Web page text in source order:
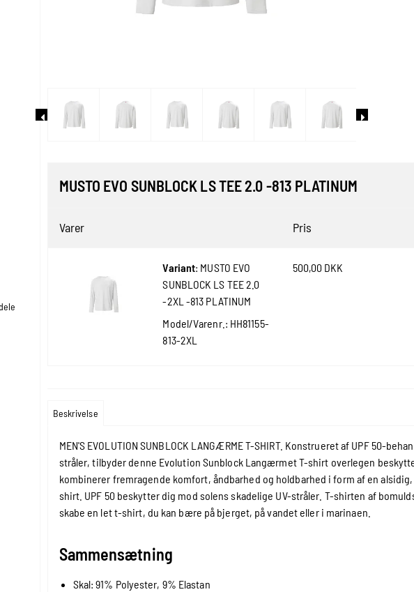
MUSTO EVO SUNBLOCK LS TEE 2.0 -813 PLATINUM
Varer Pris
Variant: MUSTO EVO
SUNBLOCK LS TEE 2.0
-2XL -813 PLATINUM
Model/Varenr.: HH81155-
813-2XL
500,00 DKK
Beskrivelse
MEN'S EVOLUTION SUNBLOCK LANGÆRME T-SHIRT. Konstrueret af UPF 50-
stråler, tilbyder denne Evolution Sunblock Langærmet T-shirt overlegen
kombinerer fremragende komfort, åndbarhed og holdbarhed i form af en
shirt. UPF 50 beskytter dig mod solens skadelige UV-stråler. T-shirten af
skabe en let t-shirt, du kan bære på bjerget, på vandet eller i marinaen.
Sammensætning
Skal: 91% Polyester, 9% Elastan